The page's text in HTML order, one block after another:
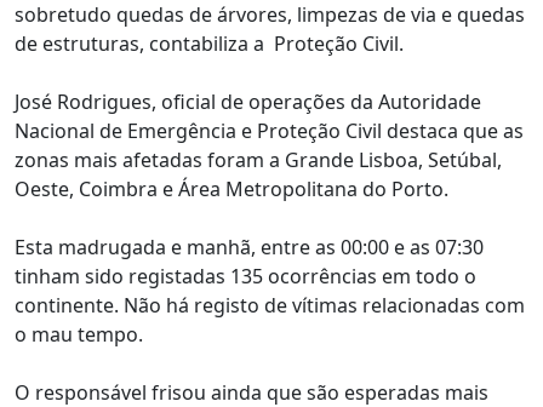
sobretudo quedas de árvores, limpezas de via e quedas
de estruturas, contabiliza a Proteção Civil.
José Rodrigues, oficial de operações da Autoridade
Nacional de Emergência e Proteção Civil destaca que as
zonas mais afetadas foram a Grande Lisboa, Setúbal,
Oeste, Coimbra e Área Metropolitana do Porto.
Esta madrugada e manhã, entre as 00:00 e as 07:30
tinham sido registadas 135 ocorrências em todo o
continente. Não há registo de vítimas relacionadas com
o mau tempo.
O responsável frisou ainda que são esperadas mais